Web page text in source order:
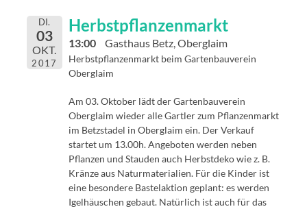
DI.
03
OKT.
2017
Herbstpflanzenmarkt
13:00 Gasthaus Betz, Oberglaim
Herbstpflanzenmarkt beim Gartenbauverein
Oberglaim
Am 03. Oktober lädt der Gartenbauverein
Oberglaim wieder alle Gartler zum Pflanzenmarkt
im Betzstadel in Oberglaim ein. Der Verkauf
startet um 13.00h. Angeboten werden neben
Pflanzen und Stauden auch Herbstdeko wie z. B.
Kränze aus Naturmaterialien. Für die Kinder ist
eine besondere Bastelaktion geplant: es werden
Igelhäuschen gebaut. Natürlich ist auch für das